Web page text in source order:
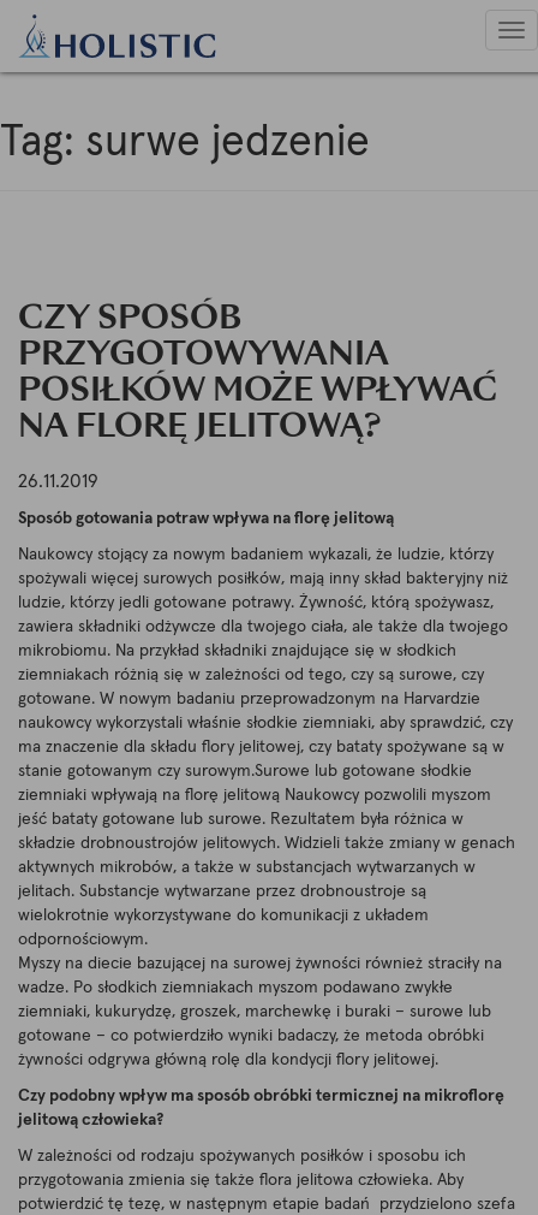
Tag: surwe jedzenie
CZY SPOSÓB
PRZYGOTOWYWANIA
POSIŁKÓW MOŻE WPŁYWAĆ
NA FLORĘ JELITOWĄ?
26.11.2019
Sposób gotowania potraw wpływa na florę jelitową
Naukowcy stojący za nowym badaniem wykazali, że ludzie, którzy
spożywali więcej surowych posiłków, mają inny skład bakteryjny niż
ludzie, którzy jedli gotowane potrawy. Żywność, którą spożywasz,
zawiera składniki odżywcze dla twojego ciała, ale także dla twojego
mikrobiomu. Na przykład składniki znajdujące się w słodkich
ziemniakach różnią się w zależności od tego, czy są surowe, czy
gotowane. W nowym badaniu przeprowadzonym na Harvardzie
naukowcy wykorzystali właśnie słodkie ziemniaki, aby sprawdzić, czy
ma znaczenie dla składu flory jelitowej, czy bataty spożywane są w
stanie gotowanym czy surowym.Surowe lub gotowane słodkie
ziemniaki wpływają na florę jelitową Naukowcy pozwolili myszom
jeść bataty gotowane lub surowe. Rezultatem była różnica w
składzie drobnoustrojów jelitowych. Widzieli także zmiany w genach
aktywnych mikrobów, a także w substancjach wytwarzanych w
jelitach. Substancje wytwarzane przez drobnoustroje są
wielokrotnie wykorzystywane do komunikacji z układem
odpornościowym.
Myszy na diecie bazującej na surowej żywności również straciły na
wadze. Po słodkich ziemniakach myszom podawano zwykłe
ziemniaki, kukurydzę, groszek, marchewkę i buraki – surowe lub
gotowane – co potwierdziło wyniki badaczy, że metoda obróbki
żywności odgrywa główną rolę dla kondycji flory jelitowej.
Czy podobny wpływ ma sposób obróbki termicznej na mikroflorę
jelitową człowieka?
W zależności od rodzaju spożywanych posiłków i sposobu ich
przygotowania zmienia się także flora jelitowa człowieka. Aby
potwierdzić tę tezę, w następnym etapie badań przydzielono szefa